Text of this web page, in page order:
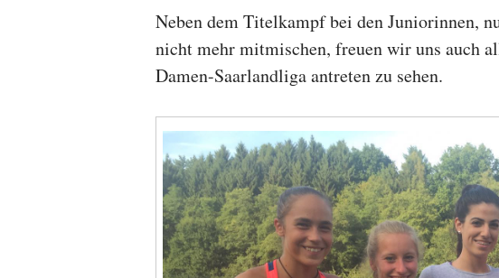
Neben dem Titelkampf bei den Juniorinnen,
nicht mehr mitmischen, freuen wir uns auch
Damen-Saarlandliga antreten zu sehen.